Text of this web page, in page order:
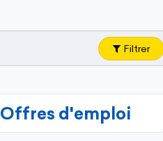
Filtrer
Offres d'emploi